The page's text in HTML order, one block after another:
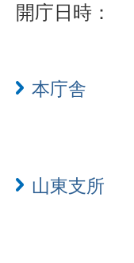
開庁日時：
本庁舎
山東支所